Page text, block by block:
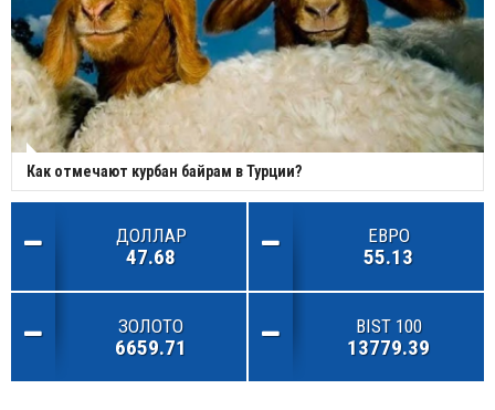
Как отмечают курбан байрам в Турции?
ДОЛЛАР
47.68
ЕВРО
55.13
ЗОЛОТО
6659.71
BIST 100
13779.39